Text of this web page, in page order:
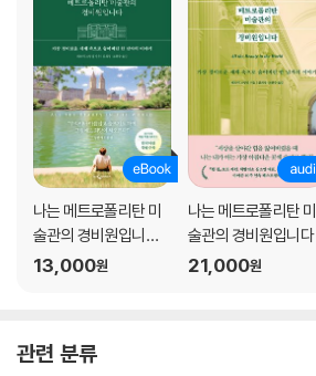
나는 메트로폴리탄 미
술관의 경비원입니다
(25만 부 기념 전면 개
13,000원
나는 메트로폴리탄 미
술관의 경비원입니다
21,000원
관련 분류